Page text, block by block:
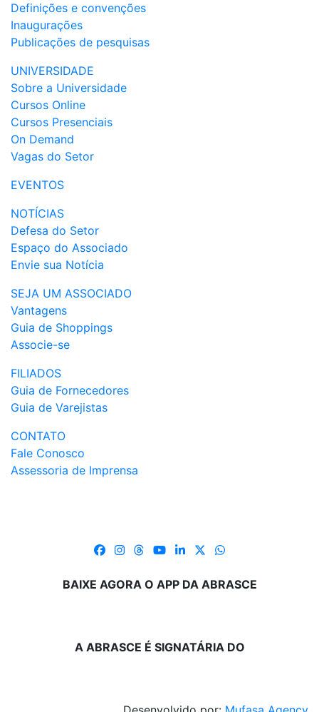
Definições e convenções
Inaugurações
Publicações de pesquisas
UNIVERSIDADE
Sobre a Universidade
Cursos Online
Cursos Presenciais
On Demand
Vagas do Setor
EVENTOS
NOTÍCIAS
Defesa do Setor
Espaço do Associado
Envie sua Notícia
SEJA UM ASSOCIADO
Vantagens
Guia de Shoppings
Associe-se
FILIADOS
Guia de Fornecedores
Guia de Varejistas
CONTATO
Fale Conosco
Assessoria de Imprensa
BAIXE AGORA O APP DA ABRASCE
A ABRASCE É SIGNATÁRIA DO